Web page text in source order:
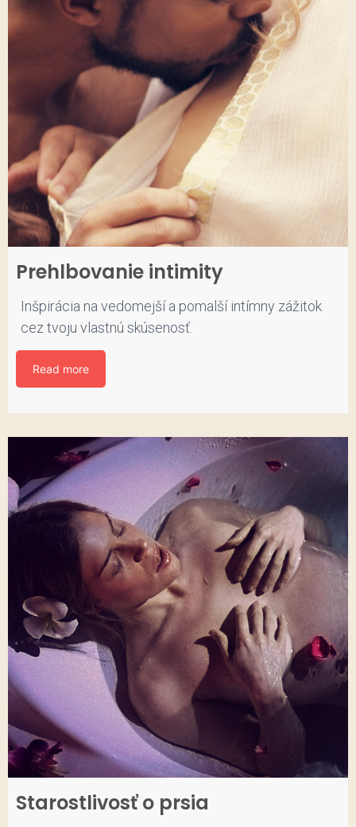
Prehlbovanie intimity
Inšpirácia na vedomejší a pomalší intímny zážitok
cez tvoju vlastnú skúsenosť.
Read more
Starostlivosť o prsia